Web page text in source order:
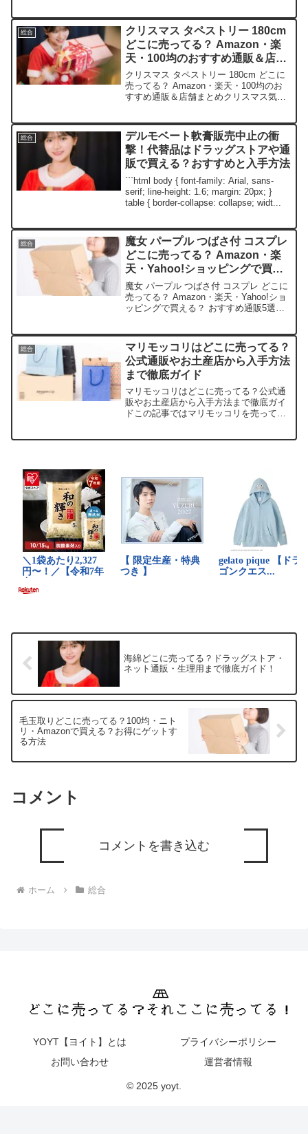
（目安）特徴・備考楽天市場約1,000〜
1,300円ポイン...
総合
クリスマス タペストリー 180cm
どこに売ってる？ Amazon・楽
天・100均のおすすめ通販＆店舗
まとめ
クリスマス タペストリー 180cm どこに
売ってる？ Amazon・楽天・100均のお
すすめ通販＆店舗まとめクリスマス気分
部屋を華やかに飾りたくなるよね。でも
本物...
総合
デルモベート軟膏販売中止の衝
撃！代替品はドラッグストアや通
販で買える？おすすめと入手方法
```html body { font-family: Arial, sans-
serif; line-height: 1.6; margin: 20px; }
table { border-collapse: collapse; widt...
総合
魔女 パープル つばさ付 コスプレ
どこに売ってる？ Amazon・楽
天・Yahoo!ショッピングで買え
る？ おすすめ通販5選
魔女 パープル つばさ付 コスプレ どこに
売ってる？ Amazon・楽天・Yahoo!ショ
ッピングで買える？ おすすめ通販5選こ
値段、安く買える場所などを手短に紹
介...
総合
マリモッコリはどこに売ってる？
公式通販やお土産店から入手方法
まで徹底ガイド
マリモッコリはどこに売ってる？公式通
販やお土産店から入手方法まで徹底ガイ
ドこの記事ではマリモッコリを売ってい
海綿どこに売ってる？ドラッグストア・
ネット通販・生理用まで徹底ガイド！
毛玉取りどこに売ってる？100均・ニト
リ・Amazonで買える？お得にゲットす
る方法
コメント
コメントを書き込む
ホーム 総合
YOYT【ヨイト】とは
プライバシーポリシー
お問い合わせ
運営者情報
© 2025 yoyt.